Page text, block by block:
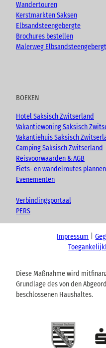
Wandertouren
Kerstmarkten Saksen
Elbsandsteengebergte
Brochures bestellen
Malerweg
BOEKEN
Hotel Saksisch Zwitserland
Vakantiewoning Saksisch
Vakantiehuis Saksisch
Camping Saksisch Zwitserland
Reisvoorwaarden & AGB
Fiets- en wandelroutes plannen
Evenementen
Verbindingsportaal
PERS
Impressum
Diese Maßnahme wird
Grundlage des von den
beschlossenen Haushaltes.